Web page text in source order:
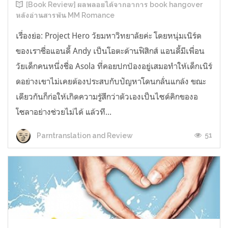
[Book Review] ผลพลอยได้จากอาการ book hangover
หลังอ่านสารพัน MM Romance
เรื่องย่อ: Project Hero วัยมหาวิทยาลัยค่ะ โดยหนุ่มเนิร์ด
ของเราชื่อแอนดี้ Andy เป็นโอตะด้านฟิสิกส์ แอนดี้มีเพื่อน
วัยเด็กคนหนึ่งชื่อ Asola ที่คอยปกป้องอยู่เสมอทำให้เด็กเนิร์
ดอย่างเขาไม่เคยต้องประสบกับปัญหาโดนกลั่นแกล้ง ขณะ
เดียวกันก็ก่อให้เกิดความรู้สึกว่าตัวเองเป็นไซด์คิกของอ
โซลาอย่างช่วยไม่ได้ แล้วที...
Parntranslation and Review 51